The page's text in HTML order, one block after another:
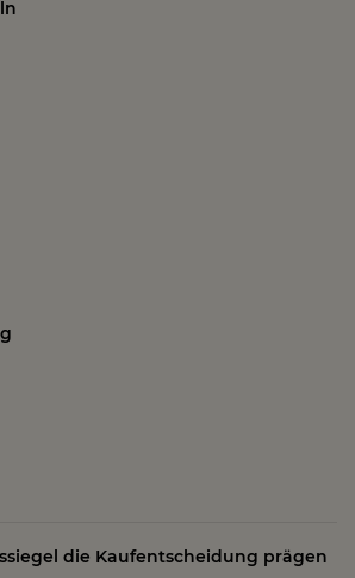
die Kaufentscheidung prägen